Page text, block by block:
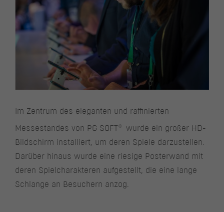
Im Zentrum des eleganten und raffinierten
Messestandes von PG SOFT® wurde ein großer HD-
Bildschirm installiert, um deren Spiele darzustellen.
Darüber hinaus wurde eine riesige Posterwand mit
deren Spielcharakteren aufgestellt, die eine lange
Schlange an Besuchern anzog.